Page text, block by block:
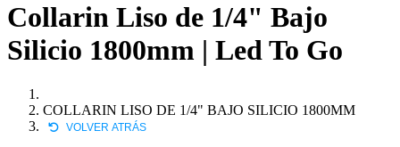
Collarin Liso de 1/4" Bajo
Silicio 1800mm | Led To Go
COLLARIN LISO DE 1/4" BAJO SILICIO 1800MM
VOLVER ATRÁS